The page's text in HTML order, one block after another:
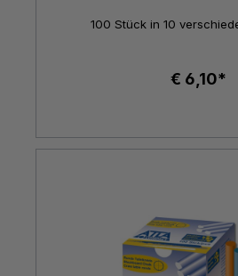
100 Stück in 10
€ 6,10*